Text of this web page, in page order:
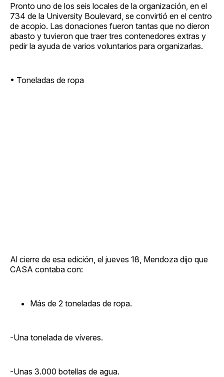
Pronto uno de los seis locales de la organización, en el
734 de la University Boulevard, se convirtió en el centro
de acopio. Las donaciones fueron tantas que no dieron
abasto y tuvieron que traer tres contenedores extras y
pedir la ayuda de varios voluntarios para organizarlas.
• Toneladas de ropa
Al cierre de esa edición, el jueves 18, Mendoza dijo que
CASA contaba con:
Más de 2 toneladas de ropa.
-Una tonelada de víveres.
-Unas 3.000 botellas de agua.